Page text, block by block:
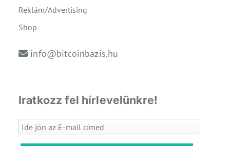
Reklám/Advertising
Shop
info@bitcoinbazis.hu
Iratkozz fel hírlevelünkre!